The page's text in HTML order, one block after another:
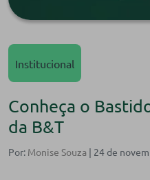
Institucional
Conheça o
da B&T
Por: Monise Souza | 24 de